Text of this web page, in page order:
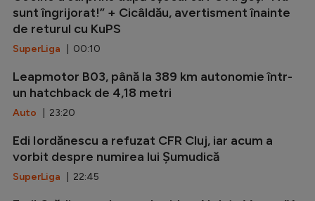
sunt îngrijorat!” + Cicâldău, avertisment înainte
de returul cu KuPS
SuperLiga | 00:10
Leapmotor B03, până la 389 km autonomie într-
un hatchback de 4,18 metri
Auto | 23:20
Edi Iordănescu a refuzat CFR Cluj, iar acum a
vorbit despre numirea lui Șumudică
SuperLiga | 22:45